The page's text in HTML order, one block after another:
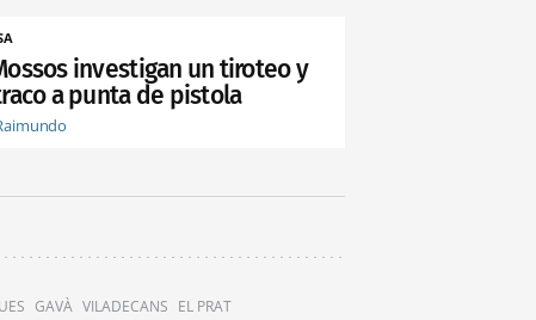
investigan un tiroteo y
a punta de pistola
GAVÀ VILADECANS EL PRAT